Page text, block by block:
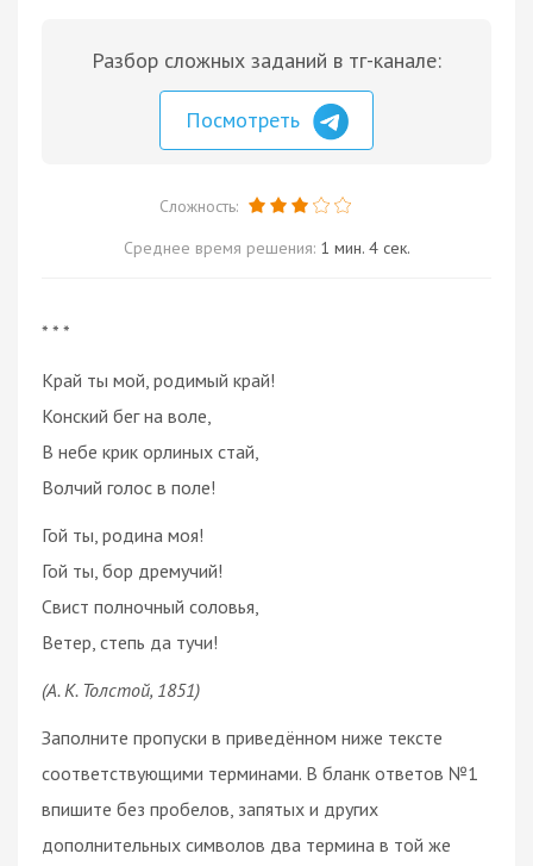
Разбор сложных заданий в тг-канале:
Посмотреть
Сложность:
Среднее время решения: 1 мин. 4 сек.
* * *
Край ты мой, родимый край!
Конский бег на воле,
В небе крик орлиных стай,
Волчий голос в поле!
Гой ты, родина моя!
Гой ты, бор дремучий!
Свист полночный соловья,
Ветер, степь да тучи!
(А. К. Толстой, 1851)
Заполните пропуски в приведённом ниже тексте
соответствующими терминами. В бланк ответов №1
впишите без пробелов, запятых и других
дополнительных символов два термина в той же